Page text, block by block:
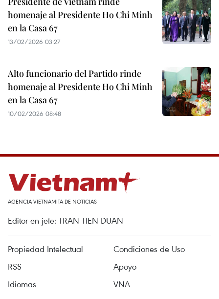
homenaje al Presidente Ho Chi Minh
en la Casa 67
13/02/2026 03:27
Alto funcionario del Partido rinde
homenaje al Presidente Ho Chi Minh
en la Casa 67
10/02/2026 08:48
AGENCIA VIETNAMITA DE NOTICIAS
Editor en jefe: TRAN TIEN DUAN
Propiedad Intelectual
Condiciones de Uso
RSS
Apoyo
Idiomas
VNA